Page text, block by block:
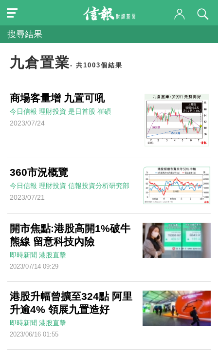
搜尋結果
九倉置業- 共1003個結果
商場客量增 九置可吼
今日信報 理財投資 是日首股 崔碩
2023/07/24
360市況概覽
今日信報 理財投資 信報投資分析研究部
2023/07/21
開市焦點:港股高開1%破牛
熊線 留意科技內險
即時新聞 港股直擊
2023/07/14 09:29
港股升幅曾擴至324點 阿里
升逾4% 領展九置造好
即時新聞 港股直擊
2023/06/16 01:55